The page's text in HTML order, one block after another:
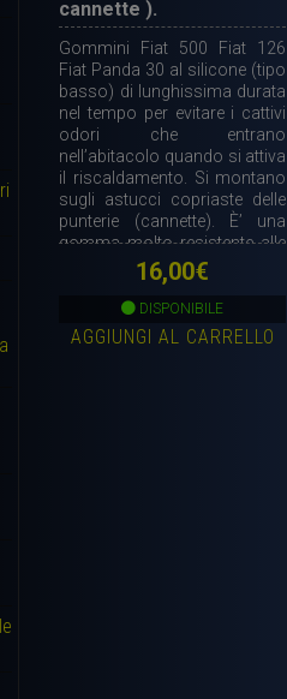
cannette ).
Gommini Fiat 500 Fiat 126
Fiat Panda 30 al silicone (tipo
basso) di lunghissima durata
nel tempo per evitare i cattivi
odori che entrano
nell’abitacolo quando si attiva
il riscaldamento. Si montano
sugli astucci copriaste delle
punterie (cannette). È’ una
gomma molto resistente alle
alte temperature. Kit
16,00€
DISPONIBILE
AGGIUNGI AL CARRELLO